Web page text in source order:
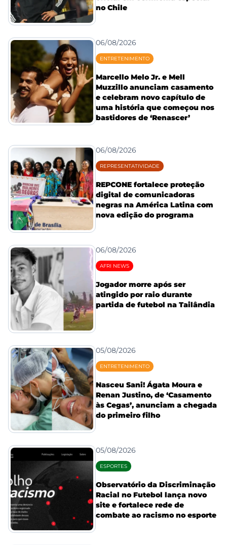
no Chile
06/08/2026
ENTRETENIMENTO
Marcello Melo Jr. e Mell
Muzzillo anunciam casamento
e celebram novo capítulo de
uma história que começou nos
bastidores de ‘Renascer’
06/08/2026
REPRESENTATIVIDADE
REPCONE fortalece proteção
digital de comunicadoras
negras na América Latina com
nova edição do programa
06/08/2026
AFRI NEWS
Jogador morre após ser
atingido por raio durante
partida de futebol na Tailândia
05/08/2026
ENTRETENIMENTO
Nasceu Sani! Ágata Moura e
Renan Justino, de ‘Casamento
às Cegas’, anunciam a chegada
do primeiro filho
05/08/2026
ESPORTES
Observatório da Discriminação
Racial no Futebol lança novo
site e fortalece rede de
combate ao racismo no esporte